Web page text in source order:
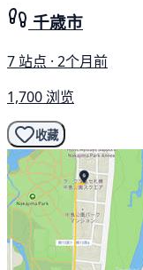
千歳市
7 站点 · 2个月前
1,700 浏览
收藏